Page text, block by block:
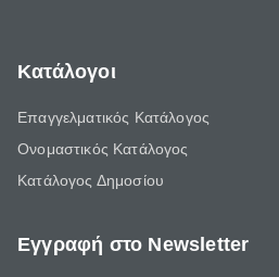
Κατάλογοι
Επαγγελματικός Κατάλογος
Ονομαστικός Κατάλογος
Κατάλογος Δημοσίου
Εγγραφή στο Newsletter